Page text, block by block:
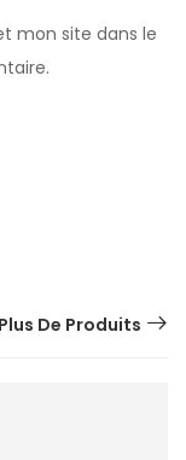
mon site dans le
Plus De Produits